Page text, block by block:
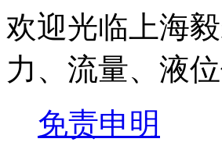
欢迎光临上海
力、流量、液
免责申明